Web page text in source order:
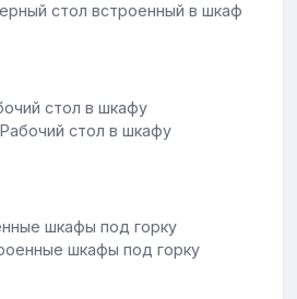
стол встроенный в шкаф
стол в шкафу
шкафы под горку